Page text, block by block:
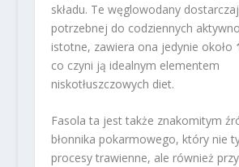
składu. Te węglowodany
potrzebnej do codziennych
istotne, zawiera ona jedynie około
co czyni ją idealnym elementem
niskotłuszczowych diet.
Fasola ta jest także znakomitym
błonnika pokarmowego, który nie
procesy trawienne, ale również